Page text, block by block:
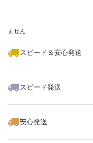
ません
スピード＆安心発送
スピード発送
安心発送